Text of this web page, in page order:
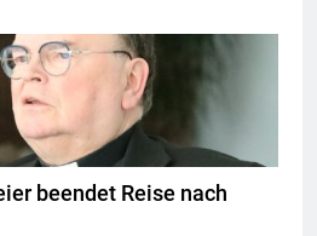
beendet Reise nach